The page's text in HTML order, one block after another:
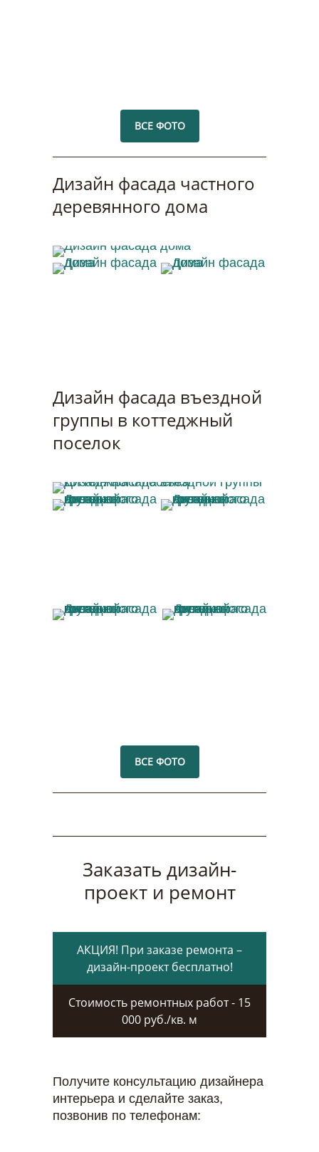
ВСЕ ФОТО
Дизайн фасада частного
деревянного дома
Дизайн фасада дома
Дизайн фасада дома Дизайн фасада дома
Дизайн фасада въездной
группы в коттеджный
поселок
Дизайн фасада въездной группы
коттеджного поселка
Дизайн фасада
Дизайн фасада
Дизайн фасада
Дизайн фасада
ВСЕ ФОТО
Заказать дизайн-
проект и ремонт
АКЦИЯ! При заказе ремонта –
дизайн-проект бесплатно!
Стоимость ремонтных работ - 15
000 руб./кв. м
Получите консультацию дизайнера
интерьера и сделайте заказ,
позвонив по телефонам: